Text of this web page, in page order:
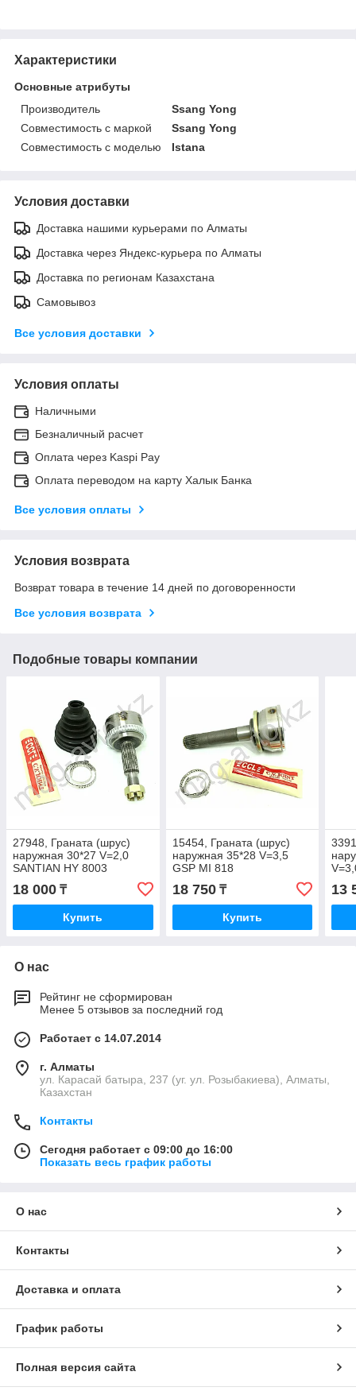
Характеристики
Основные атрибуты
Производитель
Ssang Yong
Совместимость с маркой
Ssang Yong
Совместимость с моделью
Istana
Условия доставки
Доставка нашими курьерами по Алматы
Доставка через Яндекс-курьера по Алматы
Доставка по регионам Казахстана
Самовывоз
Все условия доставки
Условия оплаты
Наличными
Безналичный расчет
Оплата через Kaspi Pay
Оплата переводом на карту Халык Банка
Все условия оплаты
Условия возврата
Возврат товара в течение 14 дней по договоренности
Все условия возврата
Подобные товары компании
27948, Граната (шрус)
наружная 30*27 V=2,0
SANTIAN HY 8003
18 000 ₸
Купить
15454, Граната (шрус)
наружная 35*28 V=3,5
GSP MI 818
18 750₸
Купить
13
О нас
Рейтинг не сформирован
Менее 5 отзывов за последний год
Работает с 14.07.2014
г. Алматы
ул. Карасай батыра, 237 (уг. ул. Розыбакиева), Алматы,
Казахстан
Контакты
Сегодня работает с 09:00 до 16:00
Показать весь график работы
О нас
Контакты
Доставка и оплата
График работы
Полная версия сайта